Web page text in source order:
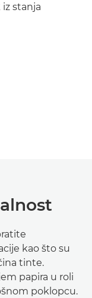
stanja
kao što su
tinte.
papira u roli
poklopcu.